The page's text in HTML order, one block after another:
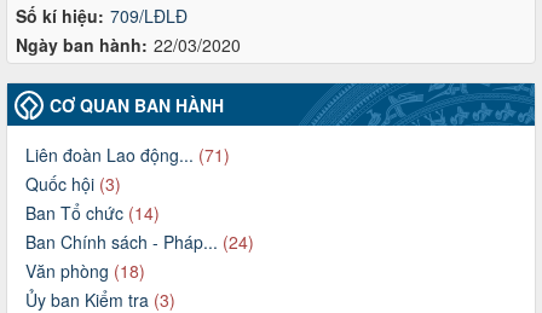
Số kí hiệu: 709/LĐLĐ
Ngày ban hành: 22/03/2020
CƠ QUAN BAN HÀNH
Liên đoàn Lao động... (71)
Quốc hội (3)
Ban Tổ chức (14)
Ban Chính sách - Pháp... (24)
Văn phòng (18)
Ủy ban Kiểm tra (3)